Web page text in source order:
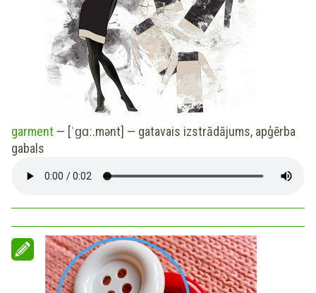
garment — [ˈɡɑː.mənt] — gatavais izstrādājums, apģērba
gabals